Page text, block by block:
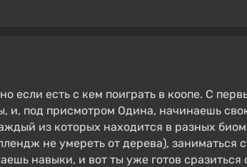
если есть с кем поиграть в коопе. С
и, под присмотром Одина, начинаешь
из которых находится в разных
не умереть от дерева), заниматься
навыки, и вот ты уже готов сразиться